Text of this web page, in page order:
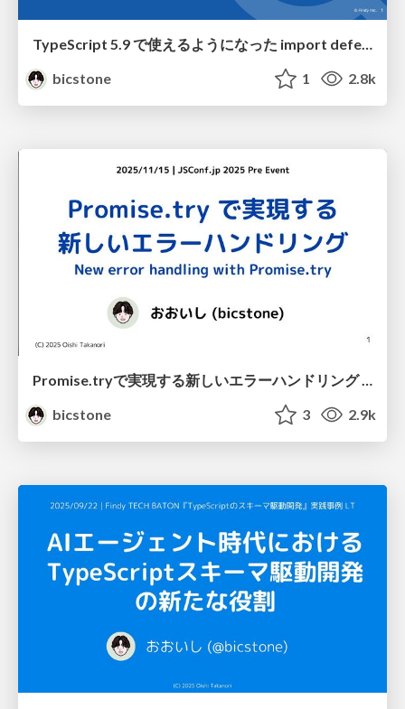
TypeScript 5.9 で使えるようになった import defer でパフォーマンス最適化を実現する
bicstone
1 2.8k
Promise.tryで実現する新しいエラーハンドリング New error handling with Promise try
bicstone
3 2.9k